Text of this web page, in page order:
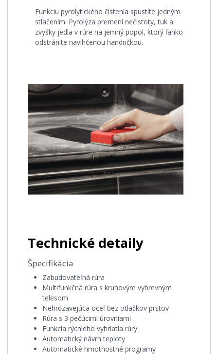
Funkciu pyrolytického čistenia spustíte jedným
stlačením. Pyrolýza premení nečistoty, tuk a
zvyšky jedla v rúre na jemný popol, ktorý ľahko
odstránite navlhčenou handričkou.
Technické detaily
Špecifikácia
Zabudovateľná rúra
Multifunkčná rúra s kruhovým vyhrevným
telesom
Nehrdzavejúca oceľ bez otlačkov prstov
Rúra s 3 pečúcimi úrovniami
Funkcia rýchleho vyhriatia rúry
Automatický návrh teploty
Automatické hmotnostné programy